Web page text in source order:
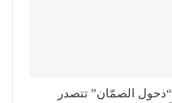
“دحول الصمّان” تتصدر